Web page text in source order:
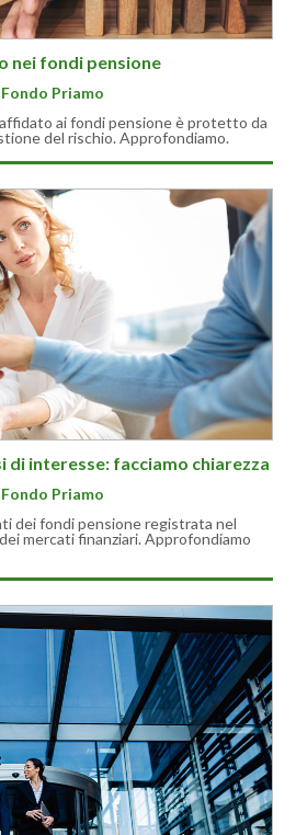
nei fondi pensione
Priamo
ai fondi pensione è protetto da
del rischio. Approfondiamo.
di interesse: facciamo chiarezza
Priamo
dei fondi pensione registrata nel
mercati finanziari. Approfondiamo